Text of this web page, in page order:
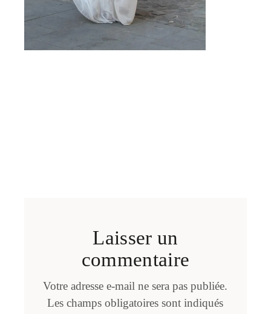
Laisser un
commentaire
Votre adresse e-mail ne sera pas publiée.
Les champs obligatoires sont indiqués